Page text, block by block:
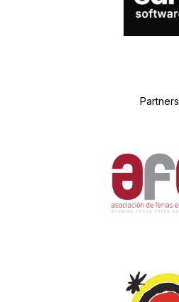
Partners